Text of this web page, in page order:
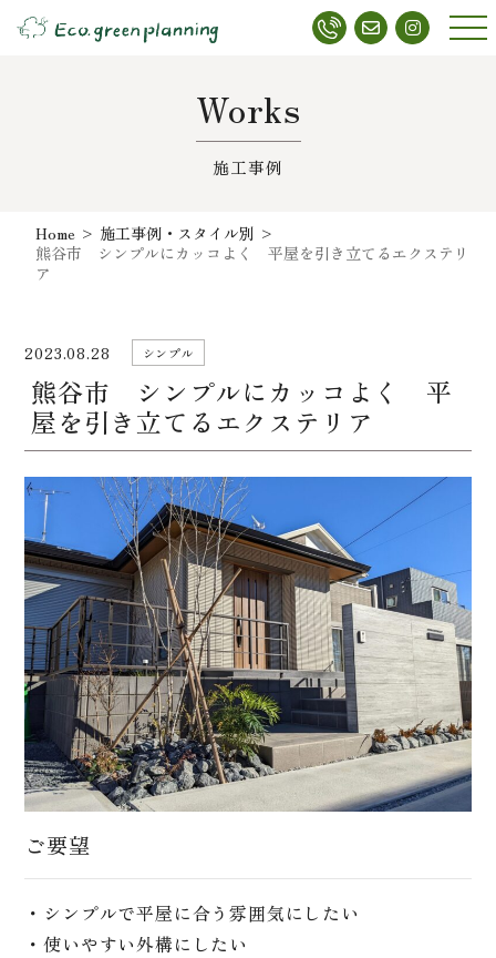
メニ
Works
施工事例
Home > 施工事例・スタイル別 >
熊谷市 シンプルにカッコよく 平屋を引き立てるエクステリ
ア
2023.08.28 シンプル
熊谷市 シンプルにカッコよく 平
屋を引き立てるエクステリア
ご要望
・シンプルで平屋に合う雰囲気にしたい
・使いやすい外構にしたい